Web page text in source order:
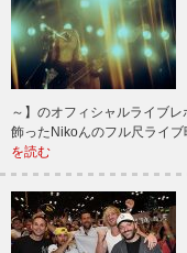
～】のオフィシャルライブ
飾ったNikoんのフル尺ライ
を読む